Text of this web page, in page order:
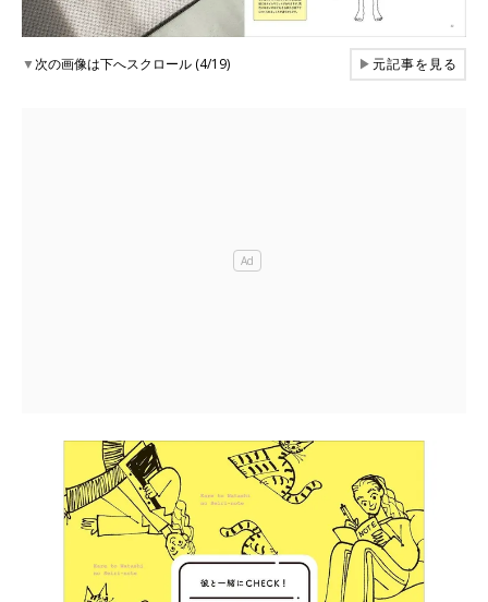
▼次の画像は下へスクロール (4/19) ▶元記事を見る